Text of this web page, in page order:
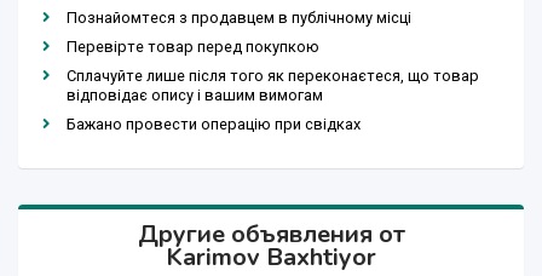
Познайомтеся з продавцем в публічному місці
Перевірте товар перед покупкою
Сплачуйте лише після того як переконаєтеся, що товар
відповідає опису і вашим вимогам
Бажано провести операцію при свідках
Другие объявления от
Karimov Baxhtiyor